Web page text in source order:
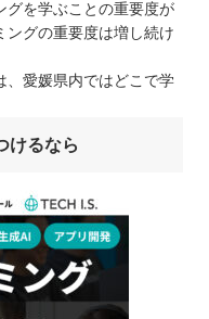
グを学ぶことの重要度が
ングの重要度は増し続け
、愛媛県内ではどこで学
けるなら